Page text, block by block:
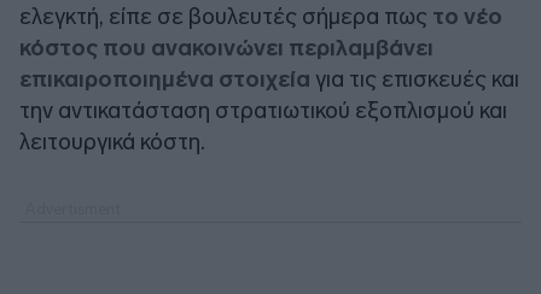
ελεγκτή, είπε σε βουλευτές σήμερα πως το νέο
κόστος που ανακοινώνει περιλαμβάνει
επικαιροποιημένα στοιχεία για τις επισκευές και
την αντικατάσταση στρατιωτικού εξοπλισμού και
λειτουργικά κόστη.